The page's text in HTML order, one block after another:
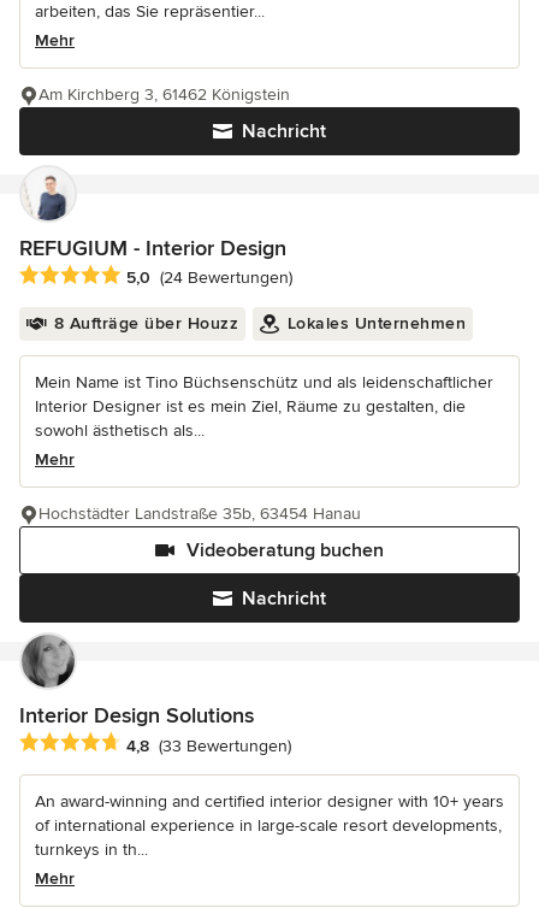
arbeiten, das Sie repräsentier...
Mehr
Nachricht
Am Kirchberg 3, 61462 Königstein
REFUGIUM - Interior Design
Durchschnittliche Bewertung: 5 von 5 Sternen
5,0 (24 Bewertungen)
8 Aufträge über Houzz Lokales Unternehmen
Mein Name ist Tino Büchsenschütz und als leidenschaftlicher
Interior Designer ist es mein Ziel, Räume zu gestalten, die
sowohl ästhetisch als...
Mehr
Nachricht
Videoberatung buchen
Hochstädter Landstraße 35b, 63454 Hanau
Interior Design Solutions
Durchschnittliche Bewertung: 4.8 von 5 Sternen
4,8 (33 Bewertungen)
An award-winning and certified interior designer with 10+ years
of international experience in large-scale resort developments,
turnkeys in th...
Mehr